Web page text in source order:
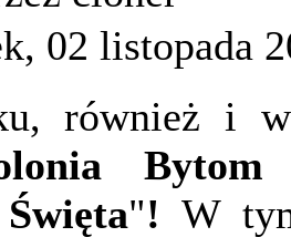
02 listopada
również i
Bytom
Święta"! W